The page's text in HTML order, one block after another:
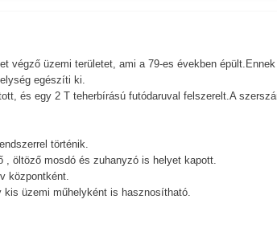
végző üzemi területet, ami a 79-es években
egészíti ki.
és egy 2 T teherbírású futódaruval felszerelt.A
történik.
öltöző mosdó és zuhanyzó is helyet kapott.
központként.
kis üzemi műhelyként is hasznosítható.